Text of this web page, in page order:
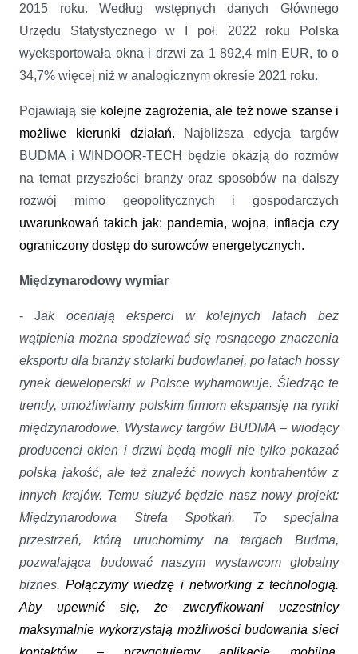
2015 roku. Według wstępnych danych Głównego
Urzędu Statystycznego w I poł. 2022 roku Polska
wyeksportowała okna i drzwi za 1 892,4 mln EUR, to o
34,7% więcej niż w analogicznym okresie 2021 roku.
Pojawiają się kolejne zagrożenia, ale też nowe szanse i
możliwe kierunki działań. Najbliższa edycja targów
BUDMA i WINDOOR-TECH będzie okazją do rozmów
na temat przyszłości branży oraz sposobów na dalszy
rozwój mimo geopolitycznych i gospodarczych
uwarunkowań takich jak: pandemia, wojna, inflacja czy
ograniczony dostęp do surowców energetycznych.
Międzynarodowy wymiar
- Jak oceniają eksperci w kolejnych latach bez
wątpienia można spodziewać się rosnącego znaczenia
eksportu dla branży stolarki budowlanej, po latach hossy
rynek deweloperski w Polsce wyhamowuje. Śledząc te
trendy, umożliwiamy polskim firmom ekspansję na rynki
międzynarodowe. Wystawcy targów BUDMA – wiodący
producenci okien i drzwi będą mogli nie tylko pokazać
polską jakość, ale też znaleźć nowych kontrahentów z
innych krajów. Temu służyć będzie nasz nowy projekt:
Międzynarodowa Strefa Spotkań. To specjalna
przestrzeń, którą uruchomimy na targach Budma,
pozwalająca budować naszym wystawcom globalny
biznes. Połączymy wiedzę i networking z technologią.
Aby upewnić się, że zweryfikowani uczestnicy
maksymalnie wykorzystają możliwości budowania sieci